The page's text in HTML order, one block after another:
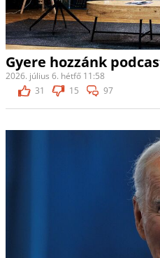
Gyere hozzánk
2026. július 6. hétfő 11:58
31
15 97